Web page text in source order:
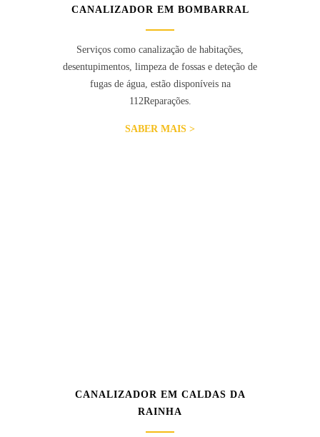
CANALIZADOR EM BOMBARRAL
Serviços como canalização de habitações,
desentupimentos, limpeza de fossas e deteção de
fugas de água, estão disponíveis na
112Reparações.
SABER MAIS >
CANALIZADOR EM CALDAS DA
RAINHA